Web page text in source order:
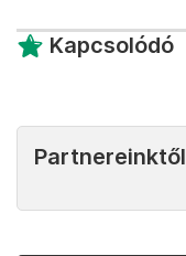
Kapcsolódó
Partnereinktől